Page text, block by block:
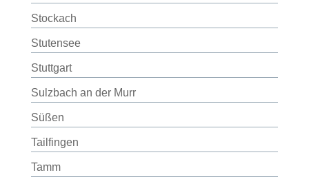
Stockach
Stutensee
Stuttgart
Sulzbach an der Murr
Süßen
Tailfingen
Tamm